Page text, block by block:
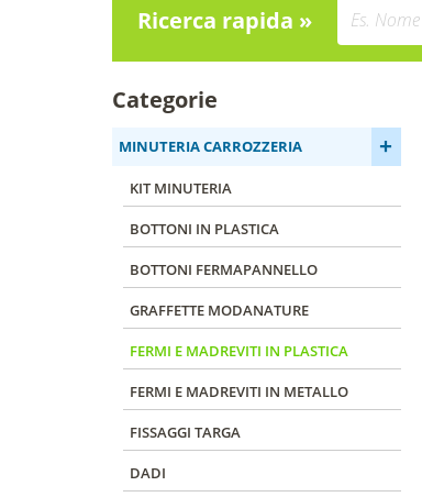
Ricerca rapida »
Categorie
MINUTERIA CARROZZERIA +
KIT MINUTERIA
BOTTONI IN PLASTICA
BOTTONI FERMAPANNELLO
GRAFFETTE MODANATURE
FERMI E MADREVITI IN PLASTICA
FERMI E MADREVITI IN METALLO
FISSAGGI TARGA
DADI